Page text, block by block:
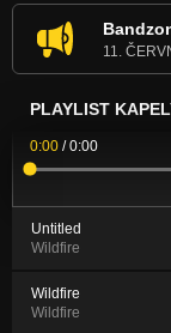
11.
PLAYLIST
0:00 /0:00
Untitled
Wildfire
Wildfire
Wildfire